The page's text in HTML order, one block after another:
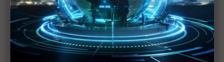
打造多層式防護機制 全方位保護資料中心安全
通過Uptime認證考驗 台灣大樹立機房營運新標竿
企業做主決定安裝所需SSD 有助降低運算儲存成本